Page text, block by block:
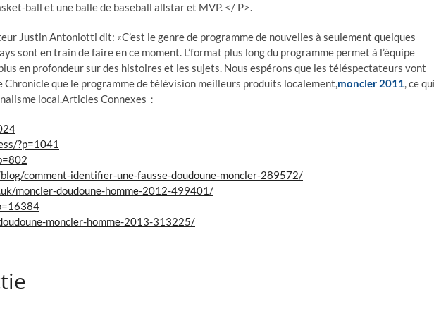
ball et une balle de baseball allstar et MVP. </ P>.
Justin Antoniotti dit: «C’est le genre de programme de nouvelles à seulement quelques
sont en train de faire en ce moment. L’format plus long du programme permet à l’équipe
en profondeur sur des histoires et les sujets. Nous espérons que les téléspectateurs vont
que le programme de télévision meilleurs produits localement,moncler 2011, ce
local.Articles Connexes：
?p=1041
comment-identifier-une-fausse-doudoune-moncler-289572/
moncler-doudoune-homme-2012-499401/
moncler-homme-2013-313225/